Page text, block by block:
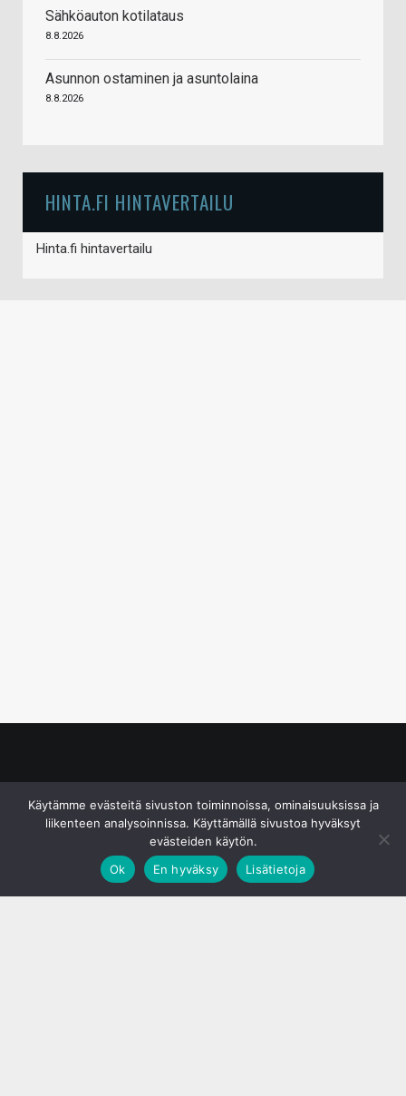
Sähköauton kotilataus
8.8.2026
Asunnon ostaminen ja asuntolaina
8.8.2026
HINTA.FI HINTAVERTAILU
Hinta.fi hintavertailu
Käytämme evästeitä sivuston toiminnoissa, ominaisuuksissa ja
liikenteen analysoinnissa. Käyttämällä sivustoa hyväksyt
evästeiden käytön.
Ok
En hyväksy Lisätietoja